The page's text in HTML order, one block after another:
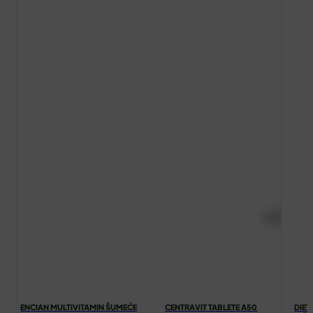
ENCIAN MULTIVITAMIN ŠUMEĆE
CENTRAVIT TABLETE A50